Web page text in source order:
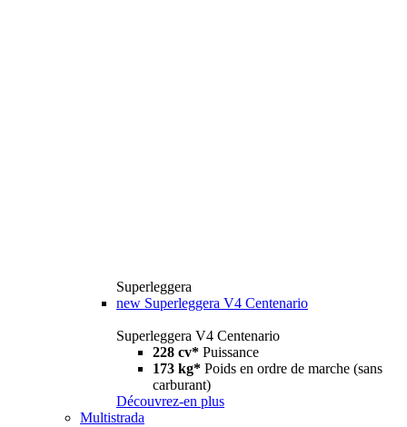
Superleggera
new Superleggera V4 Centenario
Superleggera V4 Centenario
228 cv* Puissance
173 kg* Poids en ordre de marche (sans
carburant)
Découvrez-en plus
Multistrada